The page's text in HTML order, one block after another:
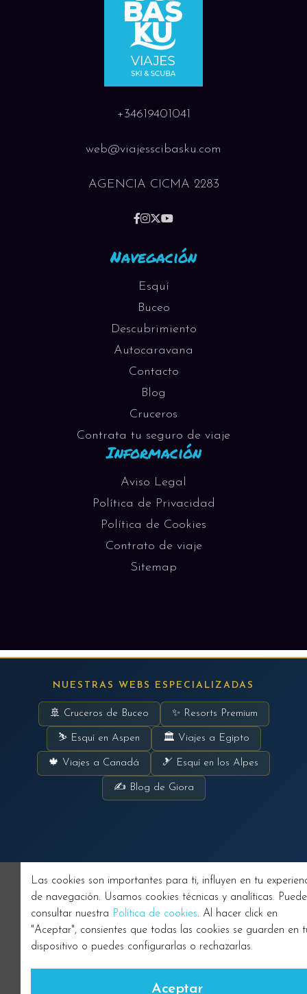
+34619401041
web@viajesscibasku.com
AGENCIA CICMA 2283
Navegación
Esquí
Buceo
Descubrimiento
Autocaravana
Contacto
Blog
Cruceros
Contrata tu seguro de viaje
Información
Aviso Legal
Política de Privacidad
Política de Cookies
Contrato de viaje
Sitemap
NUESTRAS WEBS ESPECIALIZADAS
🚢 Cruceros de Buceo ✨ Resorts Premium
⛷ Esquí en Aspen 🏛 Viajes a Egipto
🍁 Viajes a Canadá 🎿 Esquí en los Alpes
✍ Blog de Giora
Las cookies son importantes para ti, influyen en tu
de navegación. Usamos cookies técnicas y analíticas.
consultar nuestra Política de cookies. Al hacer click en
"Aceptar", consientes que todas las cookies se guarden en
dispositivo o puedes configurarlas o rechazarlas.
Aceptar